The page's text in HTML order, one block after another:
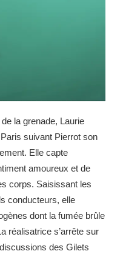
la grenade, Laurie
suivant Pierrot son
Elle capte
amoureux et de
corps. Saisissant les
conducteurs, elle
dont la fumée brûle
réalisatrice s’arrête sur
des Gilets